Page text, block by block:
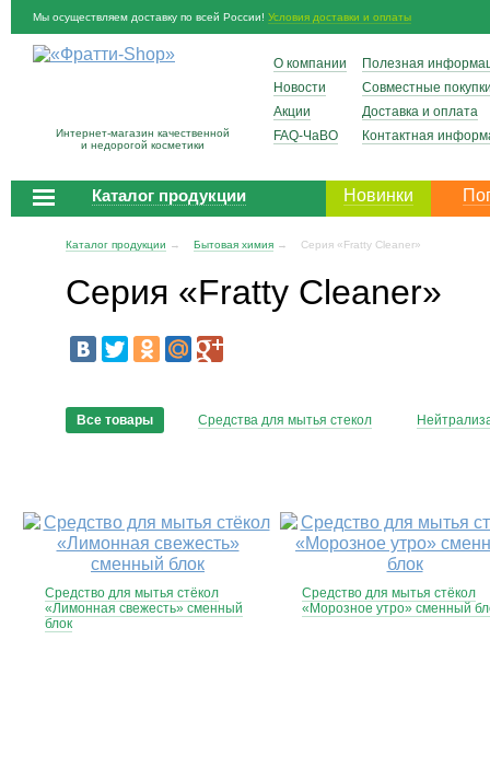
Мы осуществляем доставку по всей России! Условия доставки и оплаты
Интернет-магазин качественной
и недорогой косметики
О компании
Новости
Акции
FAQ-ЧаВО
Полезная
Совместные
Доставка и оплата
Контактная
Каталог продукции Новинки
Каталог продукции → Бытовая химия → Серия «Fratty Cleaner»
Серия «Fratty Cleaner»
Все товары Средства для мытья стекол
Средство для мытья стёкол
«Лимонная свежесть» сменный
блок
Средство для мытья стёкол
«Морозное утро» сменный